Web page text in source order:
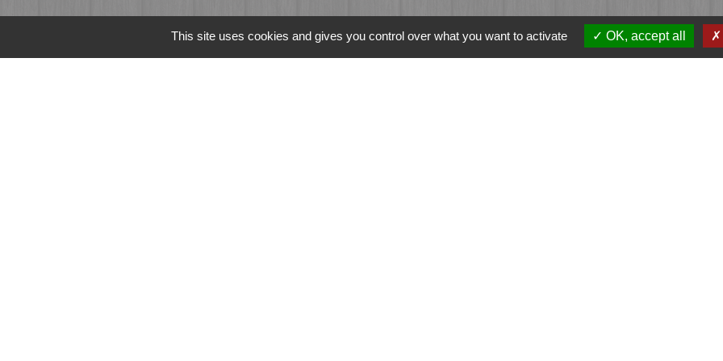
Liens
This site uses cookies and gives you control over what you want to activate OK, accept all